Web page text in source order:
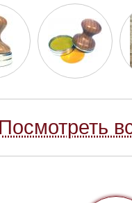
Посмотреть